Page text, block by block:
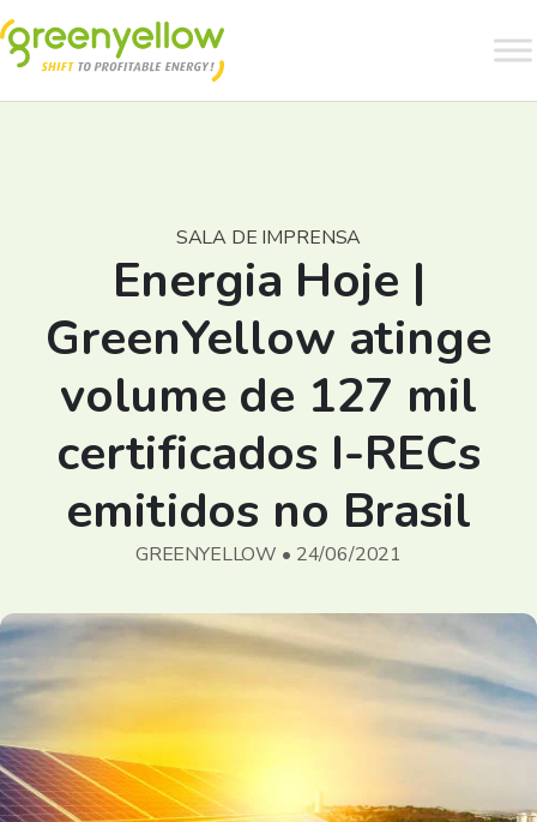
SALA DE IMPRENSA
Energia Hoje |
GreenYellow atinge
volume de 127 mil
certificados I-RECs
emitidos no Brasil
GREENYELLOW • 24/06/2021